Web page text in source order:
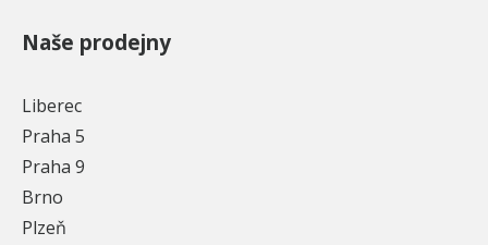
Naše prodejny
Liberec
Praha 5
Praha 9
Brno
Plzeň